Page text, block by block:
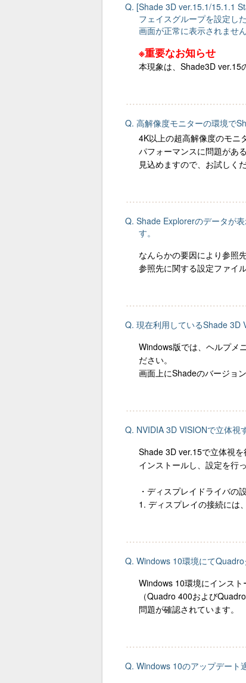
Q. [Shade 3D ver.15.1/15.1.1
フェイスグループを設定し
画面が正常に表示されません
※重要なお知らせ
本現象は、Shade3D ver.15
Q. 高解像度モニターの環境で
4K以上の超高解像度のモニ
パフォーマンスに問題があ
見込めますので、お試しくだ
Q. Shade Explorerのデータが
す。
なんらかの要因により参照
参照先に関する設定ファイ
Q. 現在利用しているShade 3D
Windows版では、ヘルプメ
ださい。
画面上にShadeのバージョ
Q. NVIDIA 3D VISIONで立体視
Shade 3D ver.15で立体視
インストールし、設定を行
・ディスプレイドライバの
1. ディスプレイの接続には
Q. Windows 10環境にて
Windows 10環境にインス
（Quadro 400および
問題が確認されています。
Q. Windows 10のアップデート